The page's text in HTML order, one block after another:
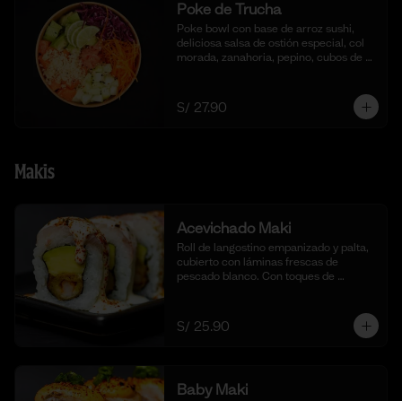
Poke de Trucha
Poke bowl con base de arroz sushi,
deliciosa salsa de ostión especial, col
morada, zanahoria, pepino, cubos de
S/ 27.90
Makis
Acevichado Maki
Roll de langostino empanizado y palta,
cubierto con láminas frescas de
pescado blanco. Con toques de
acevichada. (10 cortes).
S/ 25.90
Baby Maki